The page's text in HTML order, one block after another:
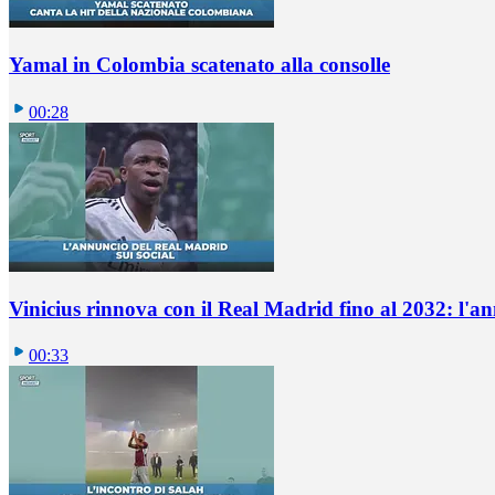
Yamal in Colombia scatenato alla consolle
00:28
Vinicius rinnova con il Real Madrid fino al 2032:
00:33